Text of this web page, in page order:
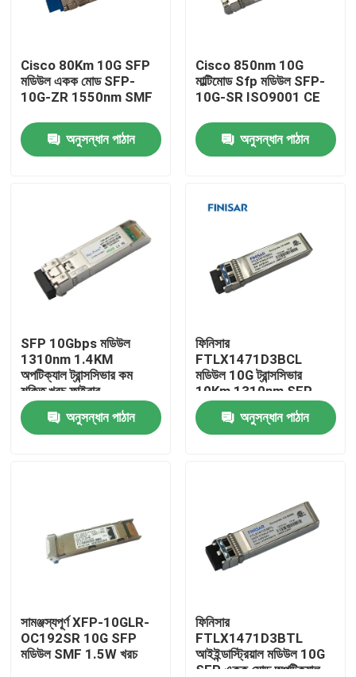
পণ্য
কারখানা ভ্রমণ
মান নিয়ন্ত্রণ
এনভিডিয়া এআই পণ্য
400G/800G অপটিক্যাল মডিউল
Cisco 80Km 10G SFP
মডিউল একক মোড SFP-
10G-ZR 1550nm SMF
অনুসন্ধান পাঠান
Cisco 850nm 10G
মাল্টিমোড Sfp মডিউল SFP-
10G-SR ISO9001 CE
অনুসন্ধান পাঠান
SFP 10Gbps মডিউল
1310nm 1.4KM
অপটিক্যাল ট্রান্সসিভার কম
শক্তি খরচ ফাইবার
অনুসন্ধান পাঠান
ফিনিসার
FTLX1471D3BCL
মডিউল 10G ট্রান্সসিভার
10Km 1310nm SFP
ফাইবার
অনুসন্ধান পাঠান
সামঞ্জস্যপূর্ণ XFP-10GLR-
OC192SR 10G SFP
মডিউল SMF 1.5W খরচ
ফিনিসার
FTLX1471D3BTL
আইইন্ডাস্ট্রিয়াল মডিউল 10G
SFP একক মোড অপটিক্যাল